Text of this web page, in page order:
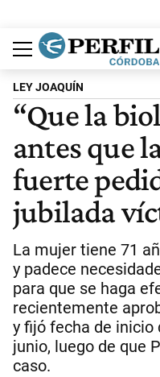
Política
Economía
Judiciales
Sociedad
Cultura
Espectáculos
Deportes
Protagonistas
LEY JOAQUÍN
“Que la
antes que
fuerte
jubilada
La mujer tiene 71
y padece
para que se haga
recientemente
y fijó fecha de inicio
junio, luego de que
caso.